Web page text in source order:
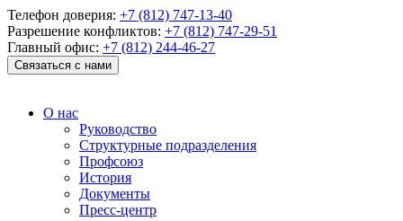
Телефон доверия: +7 (812) 747-13-40
Разрешение конфликтов: +7 (812) 747-29-51
Главный офис: +7 (812) 244-46-27
Связаться с нами
О нас
Руководство
Структурные подразделения
Профсоюз
История
Документы
Пресс-центр